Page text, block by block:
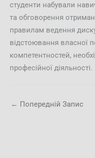
студенти набували
та обговорення
правилам ведення
відстоювання власної
компетентностей,
професійної діяльності.
← Попередній Запис